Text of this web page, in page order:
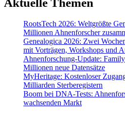
RootsTech 2026: Weltgrößte
Millionen Ahnenforscher
Genealogica 2026: Zwei
mit Vorträgen, Workshops und
Ahnenforschung-Update:
Millionen neue Datensätze
MyHeritage: Kostenloser
Milliarden Sterberegistern
Boom bei DNA-Tests:
wachsenden Markt